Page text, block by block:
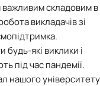
важливим складовим в
викладачів зі
які виклики і
під час пандемії.
нашого університету